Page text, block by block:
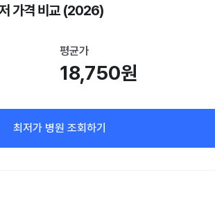
가격 비교 (2026)
평균가
18,750원
최저가 병원 조회하기